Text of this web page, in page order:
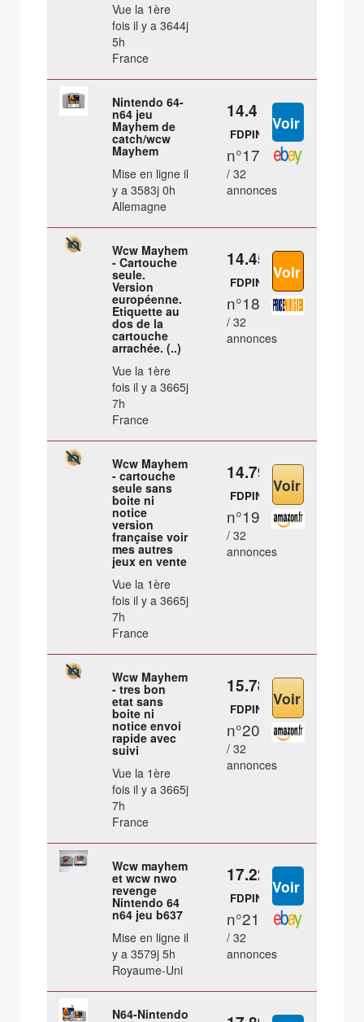
Vue la 1ère
fois il y a 3644j
5h
France
Nintendo 64-
n64 jeu
Mayhem de
catch/wcw
Mayhem
Mise en ligne il
y a 3583j 0h
Allemagne
14.4 €
FDPIN
n°17
/ 32
annonces
Wcw Mayhem
- Cartouche
seule.
Version
européenne.
Etiquette au
dos de la
cartouche
arrachée. (..)
Vue la 1ère
fois il y a 3665j
7h
France
14.45 €
FDPIN
n°18
/ 32
annonces
Wcw Mayhem
- cartouche
seule sans
boite ni
notice
version
française voir
mes autres
jeux en vente
Vue la 1ère
fois il y a 3665j
7h
France
14.79 €
FDPIN
n°19
/ 32
annonces
Wcw Mayhem
- tres bon
etat sans
boite ni
notice envoi
rapide avec
suivi
Vue la 1ère
fois il y a 3665j
7h
France
15.78 €
FDPIN
n°20
/ 32
annonces
Wcw mayhem
et wcw nwo
revenge
Nintendo 64
n64 jeu b637
Mise en ligne il
y a 3579j 5h
Royaume-Uni
17.22 €
FDPIN
n°21
/ 32
annonces
N64-Nintendo